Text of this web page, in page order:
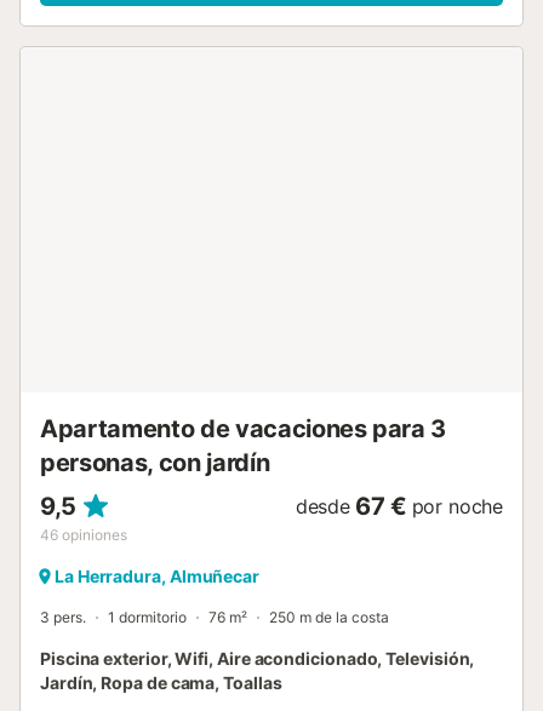
castillo, 100 m del museo, 150 m del parque botánico y
Apartamento de vacaciones para 3
personas, con jardín
9,5
46 opiniones
desde 67 € por noche
La Herradura, Almuñecar
3 pers. 1 dormitorio 76 m² 250 m de la costa
Piscina exterior, Wifi, Aire acondicionado, Televisión,
Jardín, Ropa de cama, Toallas